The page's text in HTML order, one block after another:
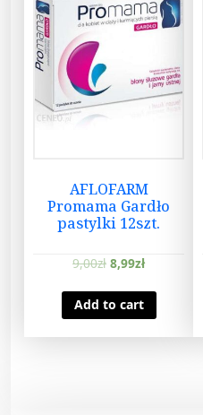
AFLOFARM
Promama Gardło
pastylki 12szt.
9,00zł 8,99zł
Add to cart